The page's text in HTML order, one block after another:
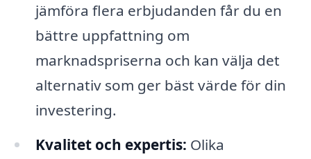
jämföra flera erbjudanden får du en
bättre uppfattning om
marknadspriserna och kan välja det
alternativ som ger bäst värde för din
investering.
Kvalitet och expertis: Olika